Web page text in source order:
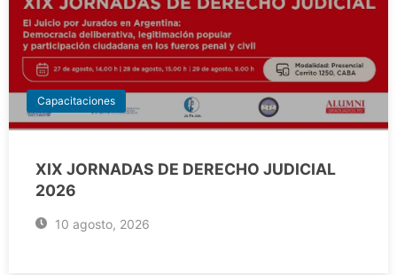
Capacitaciones
XIX JORNADAS DE DERECHO JUDICIAL
2026
10 agosto, 2026